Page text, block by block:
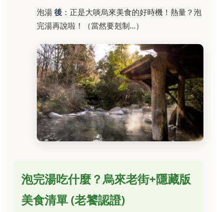
泡湯後 ：正是大啖烏來美食的好時機！熱量？泡
完湯再說啦！（當然要剋制...）
泡完湯吃什麼？烏來老街+隱藏版
美食清單 (老饕認證)